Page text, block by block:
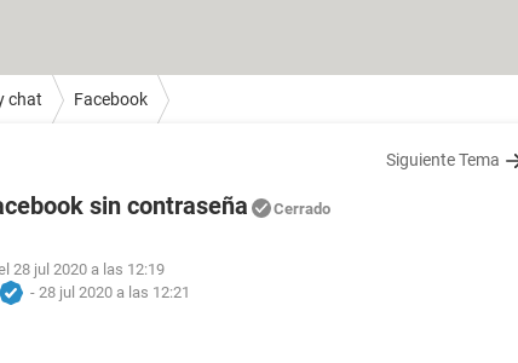
chat Facebook
Siguiente Tema
sin contraseña Cerrado
28 jul 2020 a las 12:19
- 28 jul 2020 a las 12:21